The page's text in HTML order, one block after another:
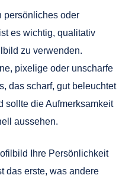
persönliches oder
es wichtig, qualitativ
zu verwenden.
pixelige oder unscharfe
das scharf, gut beleuchtet
sollte die Aufmerksamkeit
aussehen.
Ihre Persönlichkeit
das erste, was andere